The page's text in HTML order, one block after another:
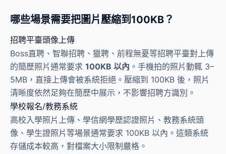
哪些場景需要把圖片壓縮到100KB？
招聘平臺頭像上傳
Boss直聘、智聯招聘、獵聘、前程無憂等招聘平臺對上傳
的簡歷照片通常要求 100KB 以內 。手機拍的照片動輒 3–
5MB，直接上傳會被系統拒絕。壓縮到 100KB 後，照片
清晰度依然足夠在簡歷中展示，不影響招聘方識別。
學校報名/教務系統
高校入學照片上傳、學信網學歷認證照片、教務系統頭
像、學生證照片等場景通常要求 100KB 以內。這類系統
存儲成本較高，對檔案大小限制嚴格。